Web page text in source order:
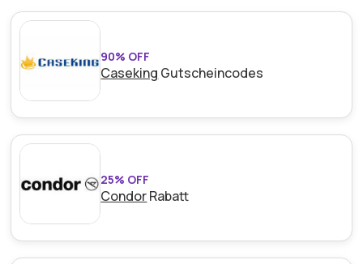
90% OFF
Caseking Gutscheincodes
25% OFF
CondorRabatt